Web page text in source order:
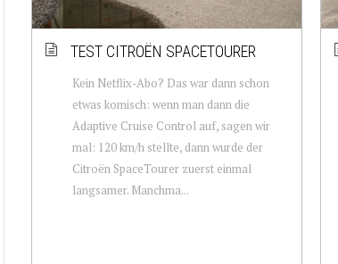
TEST CITROËN SPACETOURER
Kein Netflix-Abo? Das war dann schon
etwas komisch: wenn man dann die
Adaptive Cruise Control auf, sagen wir
mal: 120 km/h stellte, dann wurde der
Citroën SpaceTourer zuerst einmal
langsamer. Manchma...